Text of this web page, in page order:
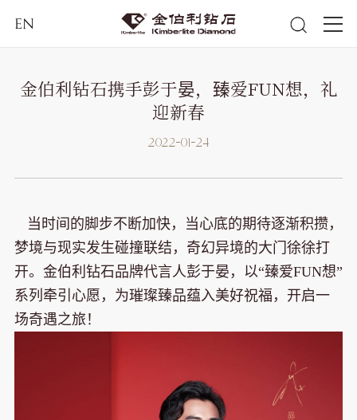
EN
金伯利钻石携手彭于晏，臻爱FUN想，礼
迎新春
2022-01-24
当时间的脚步不断加快，当心底的期待逐渐积攒，
梦境与现实发生碰撞联结，奇幻异境的大门徐徐打
开。金伯利钻石品牌代言人彭于晏，以“臻爱FUN想”
系列牵引心愿，为璀璨臻品蕴入美好祝福，开启一
场奇遇之旅！